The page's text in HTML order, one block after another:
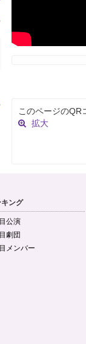
このページのQR
拡大
キング
公演
劇団
メンバー